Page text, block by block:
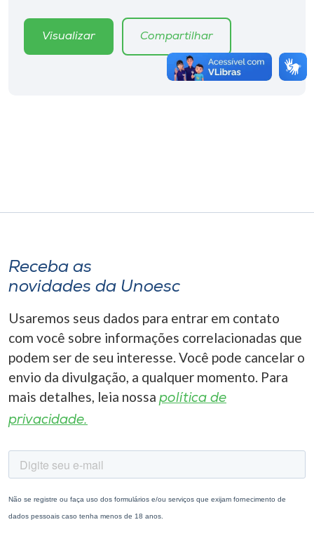
Visualizar Compartilhar
Receba as
novidades da Unoesc
Usaremos seus dados para entrar em contato
com você sobre informações correlacionadas que
podem ser de seu interesse. Você pode cancelar o
envio da divulgação, a qualquer momento. Para
mais detalhes, leia nossa política de
privacidade.